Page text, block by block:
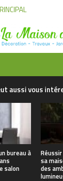
aussi vous
bureau à
salon
Réussir
sa
des